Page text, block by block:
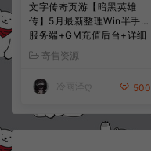
文字传奇页游【暗黑英雄
传】5月最新整理Win半手工
服务端+GM充值后台+详细
搭建教程
寄售资源
冷雨泽ღ 500